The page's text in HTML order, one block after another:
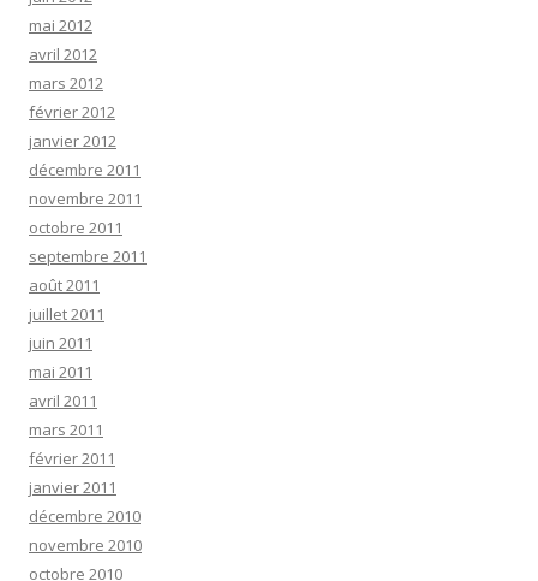
mai 2012
avril 2012
mars 2012
février 2012
janvier 2012
décembre 2011
novembre 2011
octobre 2011
septembre 2011
août 2011
juillet 2011
juin 2011
mai 2011
avril 2011
mars 2011
février 2011
janvier 2011
décembre 2010
novembre 2010
octobre 2010